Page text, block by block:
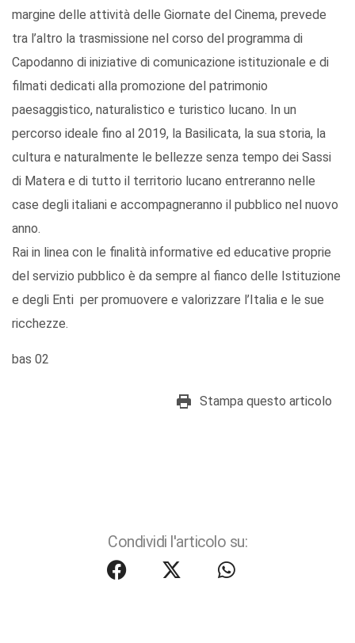
margine delle attività delle Giornate del Cinema, prevede
tra l’altro la trasmissione nel corso del programma di
Capodanno di iniziative di comunicazione istituzionale e di
filmati dedicati alla promozione del patrimonio
paesaggistico, naturalistico e turistico lucano. In un
percorso ideale fino al 2019, la Basilicata, la sua storia, la
cultura e naturalmente le bellezze senza tempo dei Sassi
di Matera e di tutto il territorio lucano entreranno nelle
case degli italiani e accompagneranno il pubblico nel nuovo
anno.
Rai in linea con le finalità informative ed educative proprie
del servizio pubblico è da sempre al fianco delle Istituzione
e degli Enti per promuovere e valorizzare l’Italia e le sue
ricchezze.
bas 02
Stampa questo articolo
Condividi l'articolo su: